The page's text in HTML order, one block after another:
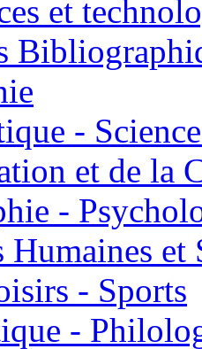
et
-
et de la
-
Humaines et
- Sports
-